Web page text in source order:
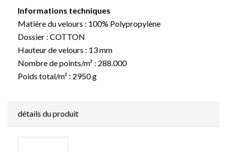
Informations techniques
Matière du velours : 100% Polypropylène
Dossier : COTTON
Hauteur de velours : 13 mm
Nombre de points/m² : 288.000
Poids total/m² : 2950 g
détails du produit